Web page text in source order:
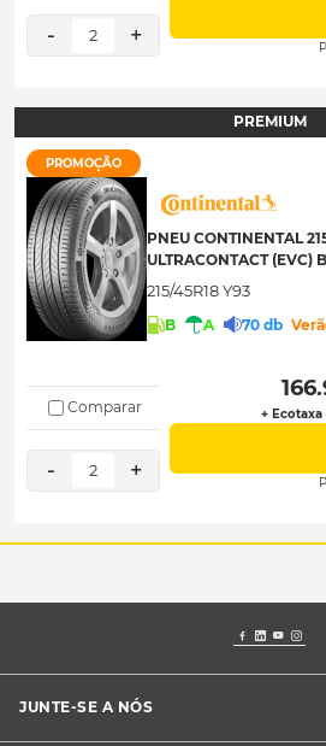
- 2 +
PREMIUM
PROMOÇÃO
PNEU CONTINENTAL
ULTRACONTACT (EVC)
215/45R18 Y93
B A 70 db
Comparar
- 2 +
+ Ecotaxa
JUNTE-SE A NÓS